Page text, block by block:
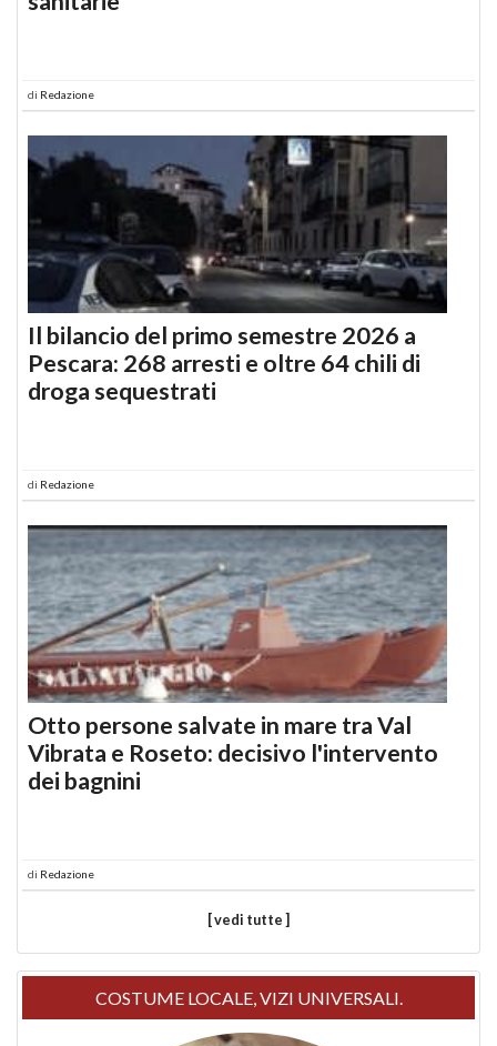
di Redazione
Il bilancio del primo semestre 2026 a
Pescara: 268 arresti e oltre 64 chili di
droga sequestrati
di Redazione
Otto persone salvate in mare tra Val
Vibrata e Roseto: decisivo l'intervento
dei bagnini
di Redazione
[ vedi tutte ]
COSTUME LOCALE, VIZI UNIVERSALI.